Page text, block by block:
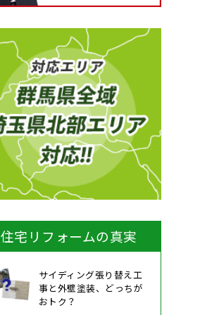
住宅リフォームの真実
サイディング張り替え工
事と外壁塗装、どっちが
おトク？